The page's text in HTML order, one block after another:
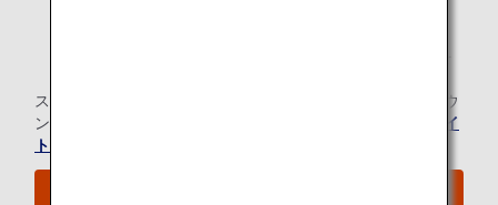
スター アライアンス有料ラウンジ会員のお客様の当空港ラウ
ンジのご利用については、
スター アライアンスのウェブサイ
ト